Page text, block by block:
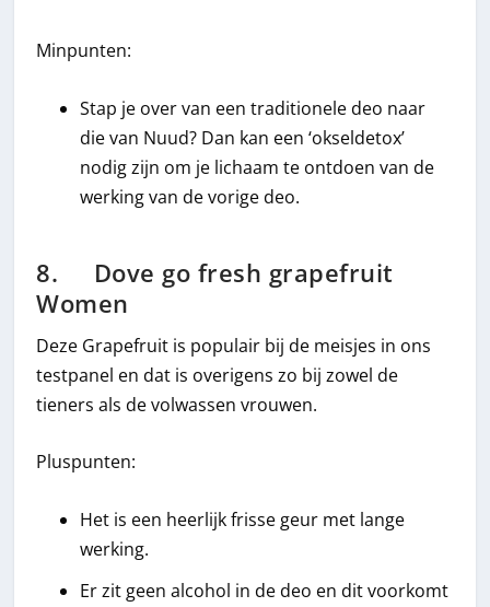
Minpunten:
Stap je over van een traditionele deo naar
die van Nuud? Dan kan een ‘okseldetox’
nodig zijn om je lichaam te ontdoen van de
werking van de vorige deo.
8. Dove go fresh grapefruit
Women
Deze Grapefruit is populair bij de meisjes in ons
testpanel en dat is overigens zo bij zowel de
tieners als de volwassen vrouwen.
Pluspunten:
Het is een heerlijk frisse geur met lange
werking.
Er zit geen alcohol in de deo en dit voorkomt